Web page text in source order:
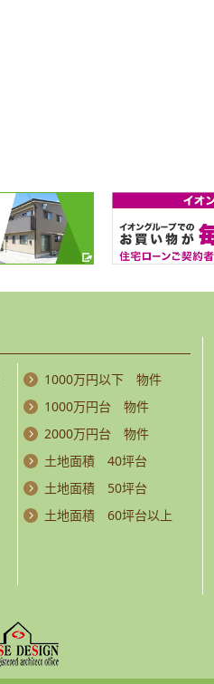
1000万円以下 物件
1000万円台 物件
2000万円台 物件
土地面積 40坪台
土地面積 50坪台
土地面積 60坪台以上